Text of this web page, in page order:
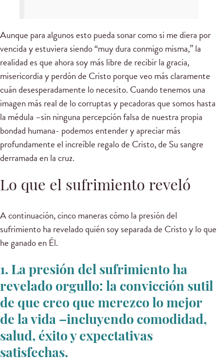
Aunque para algunos esto pueda sonar como si me diera por
vencida y estuviera siendo “muy dura conmigo misma,” la
realidad es que ahora soy más libre de recibir la gracia,
misericordia y perdón de Cristo porque veo más claramente
cuán desesperadamente lo necesito. Cuando tenemos una
imagen más real de lo corruptas y pecadoras que somos hasta
la médula –sin ninguna percepción falsa de nuestra propia
bondad humana- podemos entender y apreciar más
profundamente el increíble regalo de Cristo, de Su sangre
derramada en la cruz.
Lo que el sufrimiento reveló
A continuación, cinco maneras cómo la presión del
sufrimiento ha revelado quién soy separada de Cristo y lo que
he ganado en Él.
1. La presión del sufrimiento ha
revelado orgullo: la convicción sutil
de que creo que merezco lo mejor
de la vida –incluyendo comodidad,
salud, éxito y expectativas
satisfechas.